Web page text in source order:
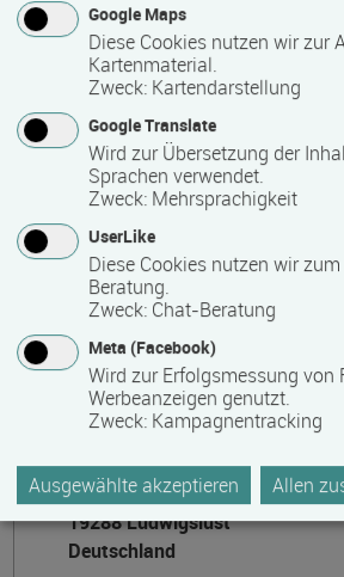
Rhetorik
kreative Beschäftigung
Gesundheitsbildung
Kunst
Nachholen von Schulabschlüssen
Wir waren, sind und bleiben Ihr
Kontakt
Garnisonsstraße 7
19288 Ludwigslust
Deutschland
Google Maps
Diese Cookies nutzen wir zur
Kartenmaterial.
Zweck: Kartendarstellung
Google Translate
Wird zur Übersetzung der
Sprachen verwendet.
Zweck: Mehrsprachigkeit
UserLike
Diese Cookies nutzen wir
Beratung.
Zweck: Chat-Beratung
Meta (Facebook)
Wird zur Erfolgsmessung von
Werbeanzeigen genutzt.
Zweck: Kampagnentracking
Ausgewählte akzeptieren Allen